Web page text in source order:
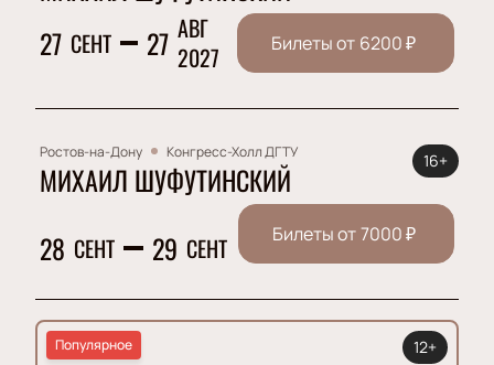
27 СЕНТ 27 АВГ
2027
Билеты от 6200₽
Ростов-на-Дону Конгресс-Холл ДГТУ
МИХАИЛ ШУФУТИНСКИЙ
28 СЕНТ 29 СЕНТ
16+
Билеты от7000₽
Популярное
12+